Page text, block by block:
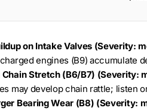
on Intake Valves (Severity:
engines (B9) accumulate
Stretch (B6/B7) (Severity:
may develop chain rattle; listen
Bearing Wear (B8) (Severity: